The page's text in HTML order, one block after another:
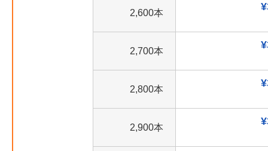
2,600本
2,700本
2,800本
2,900本